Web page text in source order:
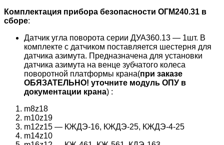
Комплектация прибора безопасности ОГМ240.31 в
сборе:
Датчик угла поворота серии ДУА360.13 — 1шт. В
комплекте с датчиком поставляется шестерня для
датчика азимута. Предназначена для установки
датчика азимута на венце зубчатого колеса
поворотной платформы крана(при заказе
ОБЯЗАТЕЛЬНО! уточните модуль ОПУ в
документации крана) :
m8z18
m10z19
m12z15 — КЖДЭ-16, КЖДЭ-25, КЖДЭ-4-25
m14z10